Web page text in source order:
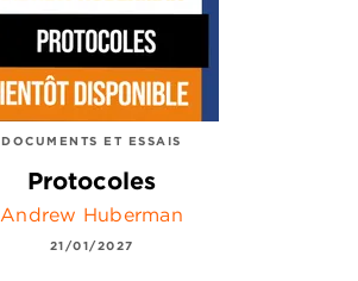
DOCUMENTS ET ESSAIS
Protocoles
Andrew Huberman
21/01/2027